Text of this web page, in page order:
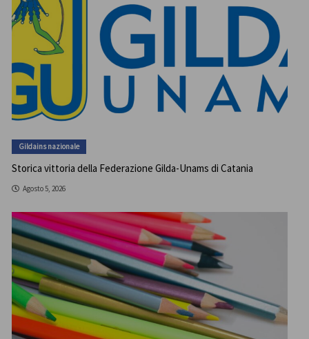
Gildains nazionale
Storica vittoria della Federazione Gilda-Unams di Catania
Agosto 5, 2026